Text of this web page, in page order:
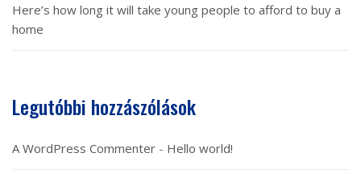
Here’s how long it will take young people to afford to buy a
home
Legutóbbi hozzászólások
A WordPress Commenter - Hello world!